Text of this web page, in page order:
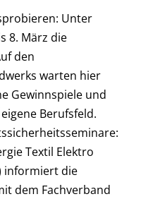
Unter
8. März die
den
warten hier
Gewinnspiele und
Berufsfeld.
Textil Elektro
informiert die
dem Fachverband